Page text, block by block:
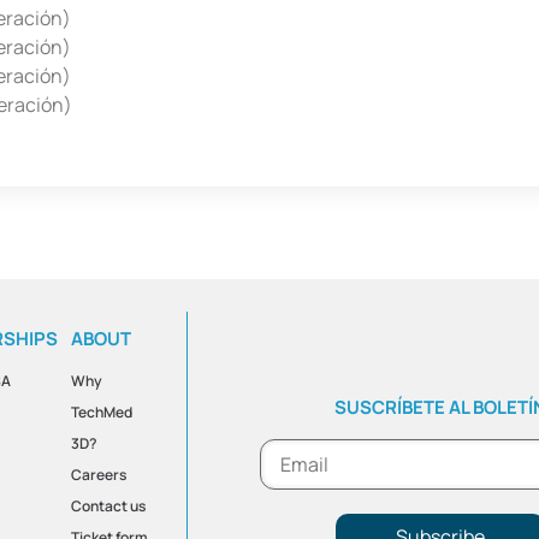
ABOUT
Why
TechMed
3D?
Careers
Contact us
SUSCRÍBETE AL